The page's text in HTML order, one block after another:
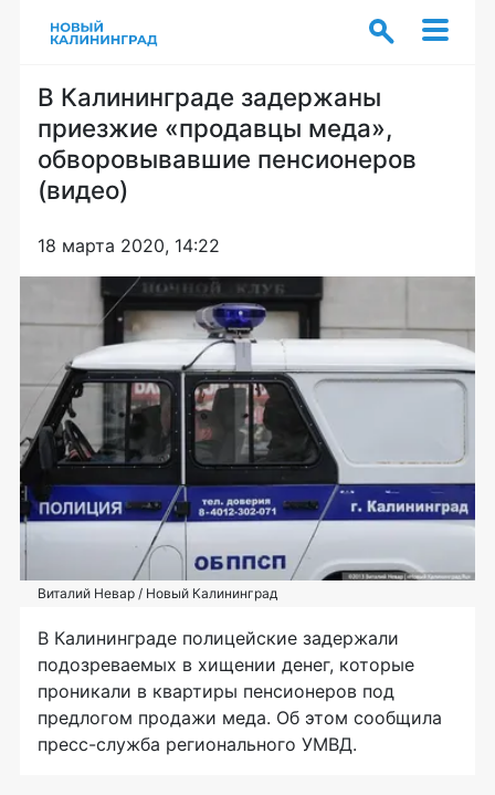
В Калининграде задержаны
приезжие «продавцы меда»,
обворовывавшие пенсионеров
(видео)
18 марта 2020, 14:22
Виталий Невар / Новый Калининград
В Калининграде полицейские задержали
подозреваемых в хищении денег, которые
проникали в квартиры пенсионеров под
предлогом продажи меда. Об этом сообщила
пресс-служба регионального УМВД.